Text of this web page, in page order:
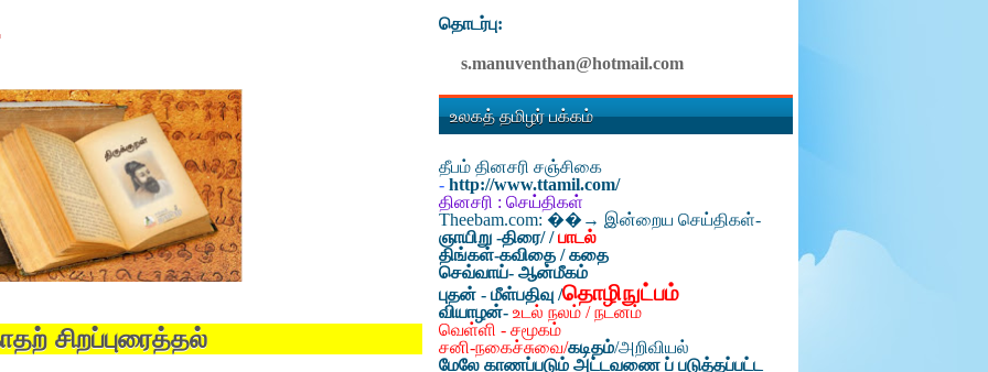
சிறப்புரைத்தல்
தொடர்பு:
s.manuventhan@hotmail.com
உலகத் தமிழர் பக்கம்
தீபம் தினசரி சஞ்சிகை
- http://www.ttamil.com/
தினசரி : செய்திகள்
Theebam.com: ��→ இன்றைய செய்திகள்-
ஞாயிறு -திரை//பாடல்
திங்கள்-கவிதை / கதை
செவ்வாய்- ஆன்மீகம்
புதன் - மீள்பதிவு /தொழிநுட்பம்
வியாழன்- உடல் நலம் / நடனம்
வெள்ளி - சமூகம்
சனி-நகைச்சுவை/கடிதம்/அறிவியல்
மேலே காணப்படும் அட்டவணை ப் படுத்தப்பட்ட